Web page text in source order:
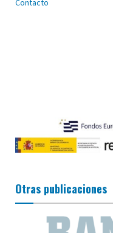
Contacto
Otras publicaciones